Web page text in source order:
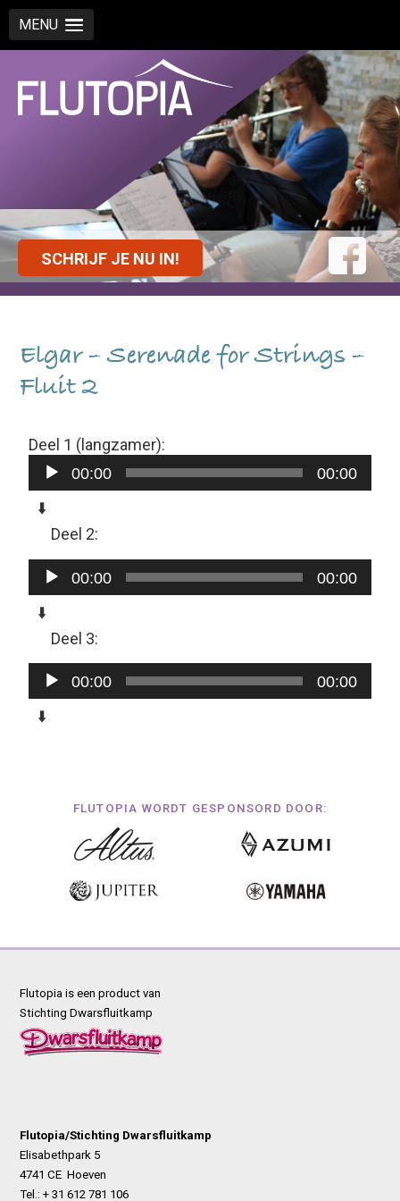
MENU
SCHRIJF JE NU IN!
Elgar – Serenade for Strings –
Fluit 2
Deel 1 (langzamer):
Audiospeler
00:00 00:00
⬇️
Deel 2:
Audiospeler
00:00 00:00
⬇️
Deel 3:
Audiospeler
00:00 00:00
⬇️
FLUTOPIA WORDT GESPONSORD DOOR:
Flutopia is een product van
Stichting Dwarsfluitkamp
Flutopia/Stichting Dwarsfluitkamp
Elisabethpark 5
4741 CE Hoeven
Tel.: + 31 612 781 106